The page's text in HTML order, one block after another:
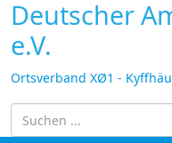
Deutscher
e.V.
Ortsverband XØ1 -